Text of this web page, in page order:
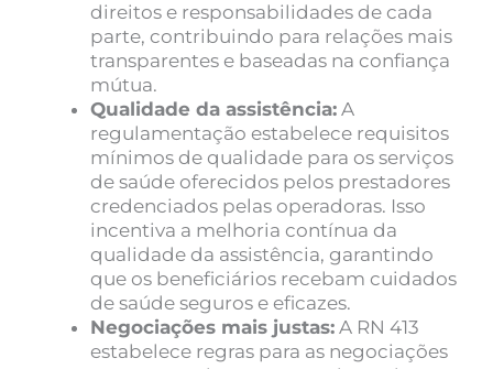
direitos e responsabilidades de cada
parte, contribuindo para relações mais
transparentes e baseadas na confiança
mútua.
Qualidade da assistência: A
regulamentação estabelece requisitos
mínimos de qualidade para os serviços
de saúde oferecidos pelos prestadores
credenciados pelas operadoras. Isso
incentiva a melhoria contínua da
qualidade da assistência, garantindo
que os beneficiários recebam cuidados
de saúde seguros e eficazes.
Negociações mais justas: A RN 413
estabelece regras para as negociações